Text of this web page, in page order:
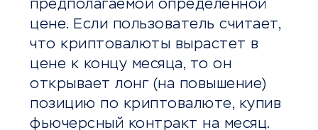
предполагаемой определённой
цене. Если пользователь считает,
что криптовалюты вырастет в
цене к концу месяца, то он
открывает лонг (на повышение)
позицию по криптовалюте, купив
фьючерсный контракт на месяц.